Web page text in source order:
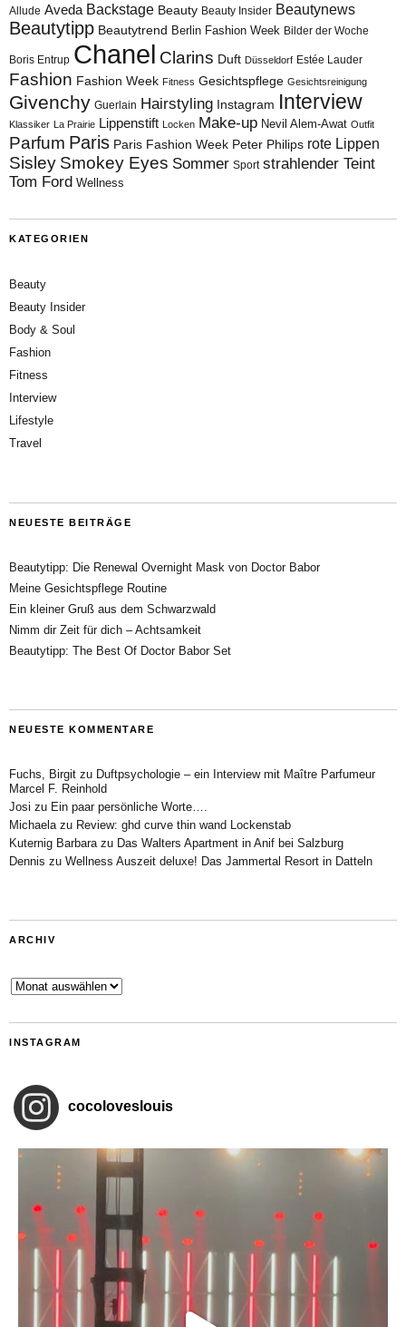
Allude Aveda Backstage Beauty Beauty Insider Beautynews
Beautytipp Beautytrend Berlin Fashion Week Bilder der Woche
Boris Entrup Chanel Clarins Duft Düsseldorf Estée Lauder
Fashion Fashion Week Fitness Gesichtspflege Gesichtsreinigung
Givenchy Guerlain Hairstyling Instagram Interview
Klassiker La Prairie Lippenstift Locken Make-up Nevil Alem-Awat Outfit
Parfum Paris Paris Fashion Week Peter Philips rote Lippen
Sisley Smokey Eyes Sommer Sport strahlender Teint
Tom Ford Wellness
KATEGORIEN
Beauty
Beauty Insider
Body & Soul
Fashion
Fitness
Interview
Lifestyle
Travel
NEUESTE BEITRÄGE
Beautytipp: Die Renewal Overnight Mask von Doctor Babor
Meine Gesichtspflege Routine
Ein kleiner Gruß aus dem Schwarzwald
Nimm dir Zeit für dich – Achtsamkeit
Beautytipp: The Best Of Doctor Babor Set
NEUESTE KOMMENTARE
Fuchs, Birgit zu Duftpsychologie – ein Interview mit Maître Parfumeur
Marcel F. Reinhold
Josi zu Ein paar persönliche Worte….
Michaela zu Review: ghd curve thin wand Lockenstab
Kuternig Barbara zu Das Walters Apartment in Anif bei Salzburg
Dennis zu Wellness Auszeit deluxe! Das Jammertal Resort in Datteln
ARCHIV
Archiv
INSTAGRAM
cocoloveslouis